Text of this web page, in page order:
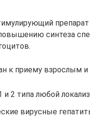
препарат
синтеза
к приему взрослым
и 2 типа любой
вирусные